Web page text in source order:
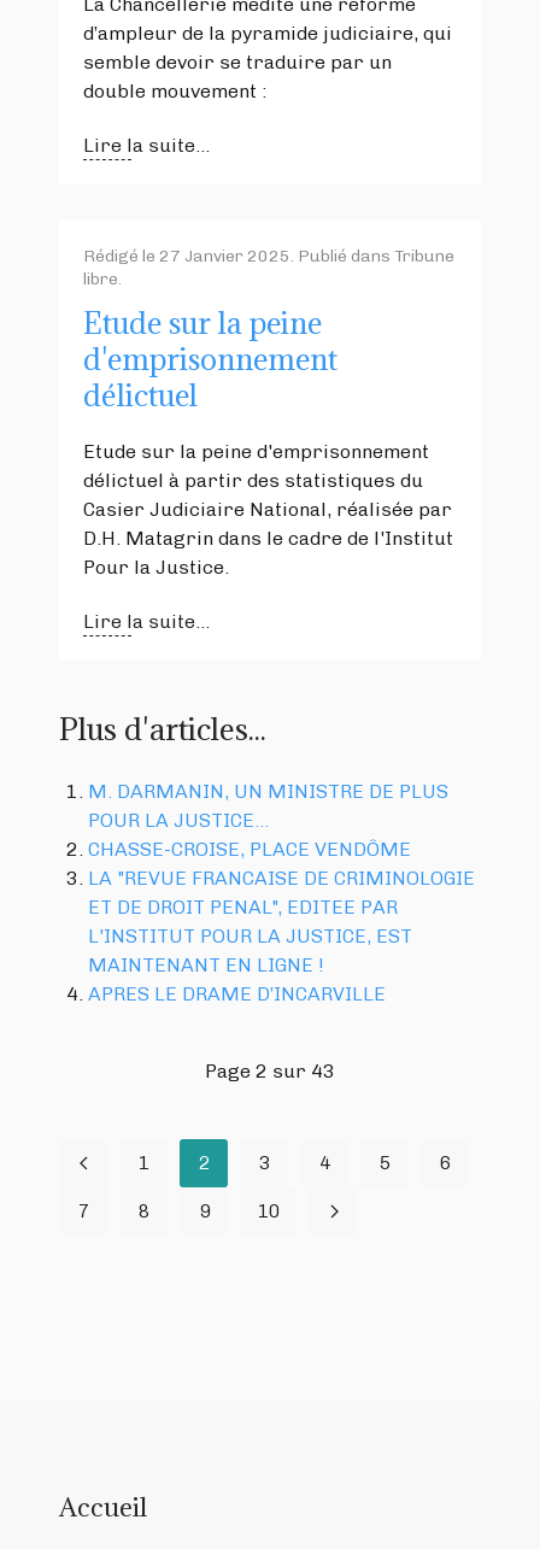
d’ampleur de la pyramide judiciaire, qui
semble devoir se traduire par un
double mouvement :
Lire la suite...
Rédigé le 27 Janvier 2025. Publié dans Tribune
libre.
Etude sur la peine
d'emprisonnement
délictuel
Etude sur la peine d'emprisonnement
délictuel à partir des statistiques du
Casier Judiciaire National, réalisée par
D.H. Matagrin dans le cadre de l'Institut
Pour la Justice.
Lire la suite...
Plus d'articles...
M. DARMANIN, UN MINISTRE DE PLUS
POUR LA JUSTICE…
CHASSE-CROISE, PLACE VENDÔME
LA "REVUE FRANCAISE DE CRIMINOLOGIE
ET DE DROIT PENAL", EDITEE PAR
L'INSTITUT POUR LA JUSTICE, EST
MAINTENANT EN LIGNE !
APRES LE DRAME D’INCARVILLE
Page 2 sur 43
1 2 3 4 5 6
7 8 9 10
Accueil